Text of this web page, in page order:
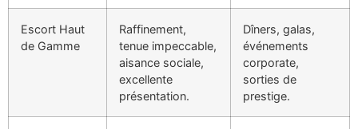
Escort Haut
de Gamme
Raffinement,
tenue impeccable,
aisance sociale,
excellente
présentation.
Dîners, galas,
événements
corporate,
sorties de
prestige.